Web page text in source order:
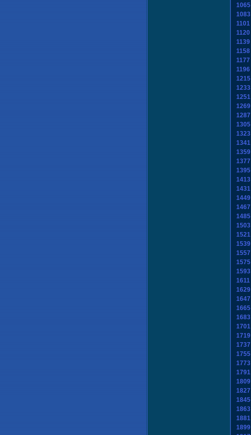
1065
1083
1101
1120
1139
1158
1177
1196
1215
1233
1251
1269
1287
1305
1323
1341
1359
1377
1395
1413
1431
1449
1467
1485
1503
1521
1539
1557
1575
1593
1611
1629
1647
1665
1683
1701
1719
1737
1755
1773
1791
1809
1827
1845
1863
1881
1899